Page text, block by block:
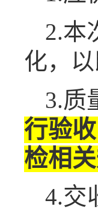
2.本
化，
3.质
行验
检相
4.交